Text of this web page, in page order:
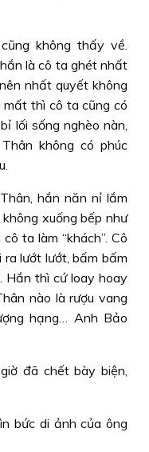
không thấy về.
là cô ta ghét nhất
nhất quyết không
mất thì cô ta cũng có
lối sống nghèo nàn,
không có phúc
hắn năn nỉ lắm
xuống bếp như
ta làm “khách”. Cô
lướt lướt, bấm bấm
Hắn thì cứ loay hoay
nào là rượu vang
hạng… Anh Bảo
đã chết bày biện,
bức di ảnh của ông